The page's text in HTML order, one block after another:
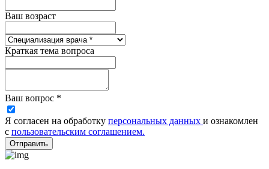
Ваш возраст
Краткая тема вопроса
Ваш вопрос *
Я согласен на обработку персональных данных и ознакомлен
с пользовательским соглашением.
Отправить